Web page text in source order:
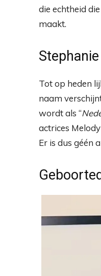
die echtheid
maakt.
Tot op heden
naam
wordt als “
actrices
Er is dus géén